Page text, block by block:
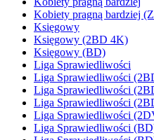
Kobiety pragną bardziej
Księgowy
Księgowy (2BD 4K)
Księgowy (BD)
Liga Sprawiedliwości
Liga Sprawiedliwości
Liga Sprawiedliwości
Liga Sprawiedliwości
Liga Sprawiedliwości
Liga Sprawiedliwości